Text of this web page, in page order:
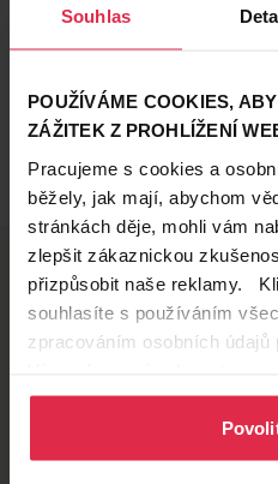
Souhlas
POUŽÍVÁME COOKIES,
ZÁŽITEK Z PROHLÍŽENÍ
Pracujeme s cookies a
běžely, jak mají, abychom
stránkách děje, mohli vám
zlepšit zákaznickou
přizpůsobit naše reklamy.
souhlasíte s používáním
zpracováním osobních údajů
osobních údajů.
Doručení zdarma
při nákupu nad 1 200 Kč